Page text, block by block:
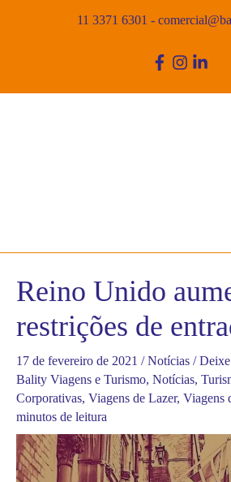
11 3371 6301 -
Reino Unido
restrições de
17 de fevereiro de 2021 /Notícias /
Bality Viagens e Turismo, Notícias,
Corporativas, Viagens de Lazer, Viagens
minutos de leitura